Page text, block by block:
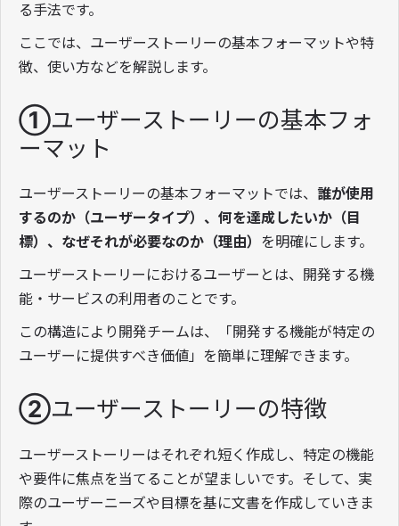
る手法です。
ここでは、ユーザーストーリーの基本フォーマットや特
徴、使い方などを解説します。
①ユーザーストーリーの基本フォ
ーマット
ユーザーストーリーの基本フォーマットでは、 誰が使用
するのか（ユーザータイプ）、何を達成したいか（目
標）、なぜそれが必要なのか（理由） を明確にします。
ユーザーストーリーにおけるユーザーとは、開発する機
能・サービスの利用者のことです。
この構造により開発チームは、「開発する機能が特定の
ユーザーに提供すべき価値」を簡単に理解できます。
②ユーザーストーリーの特徴
ユーザーストーリーはそれぞれ短く作成し、特定の機能
や要件に焦点を当てることが望ましいです。そして、実
際のユーザーニーズや目標を基に文書を作成していきま